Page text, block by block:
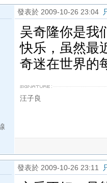
發表於 2009-10-26 23:04
吴奇隆你是我
快乐，虽然最
奇迷在世界的
汪子良
發表於 2009-10-26 23:11